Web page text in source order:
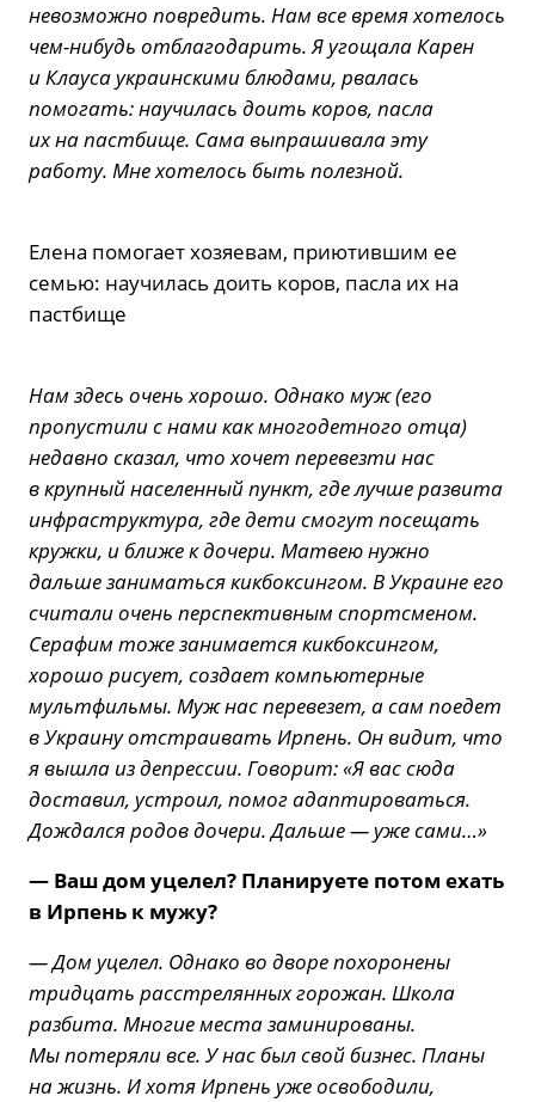
невозможно повредить. Нам все время хотелось
чем-нибудь отблагодарить. Я угощала Карен
и Клауса украинскими блюдами, рвалась
помогать: научилась доить коров, пасла
их на пастбище. Сама выпрашивала эту
работу. Мне хотелось быть полезной.
Елена помогает хозяевам, приютившим ее
семью: научилась доить коров, пасла их на
пастбище
Нам здесь очень хорошо. Однако муж (его
пропустили с нами как многодетного отца)
недавно сказал, что хочет перевезти нас
в крупный населенный пункт, где лучше развита
инфраструктура, где дети смогут посещать
кружки, и ближе к дочери. Матвею нужно
дальше заниматься кикбоксингом. В Украине его
считали очень перспективным спортсменом.
Серафим тоже занимается кикбоксингом,
хорошо рисует, создает компьютерные
мультфильмы. Муж нас перевезет, а сам поедет
в Украину отстраивать Ирпень. Он видит, что
я вышла из депрессии. Говорит: «Я вас сюда
доставил, устроил, помог адаптироваться.
Дождался родов дочери. Дальше — уже сами…»
— Ваш дом уцелел? Планируете потом ехать
в Ирпень к мужу?
— Дом уцелел. Однако во дворе похоронены
тридцать расстрелянных горожан. Школа
разбита. Многие места заминированы.
Мы потеряли все. У нас был свой бизнес. Планы
на жизнь. И хотя Ирпень уже освободили,